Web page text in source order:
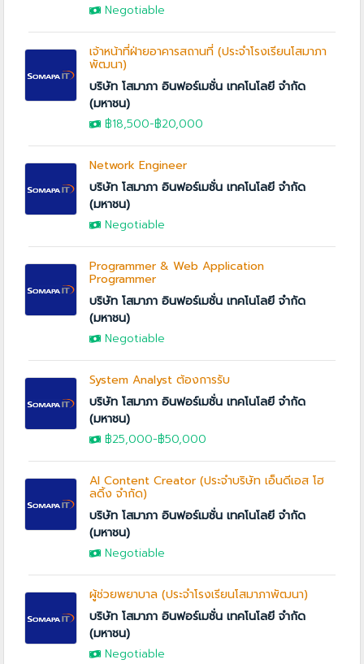
Negotiable
เจ้าหน้าที่ฝ่ายอาคารสถานที่ (ประจำโรงเรียนโสมาภา
พัฒนา)
บริษัท โสมาภา อินฟอร์เมชั่น เทคโนโลยี จำกัด
(มหาชน)
฿18,500-฿20,000
Network Engineer
บริษัท โสมาภา อินฟอร์เมชั่น เทคโนโลยี จำกัด
(มหาชน)
Negotiable
Programmer & Web Application
Programmer
บริษัท โสมาภา อินฟอร์เมชั่น เทคโนโลยี จำกัด
(มหาชน)
Negotiable
System Analyst ต้องการรับ
บริษัท โสมาภา อินฟอร์เมชั่น เทคโนโลยี จำกัด
(มหาชน)
฿25,000-฿50,000
AI Content Creator (ประจำบริษัท เอ็นดีเอส โฮ
ลดิ้ง จำกัด)
บริษัท โสมาภา อินฟอร์เมชั่น เทคโนโลยี จำกัด
(มหาชน)
Negotiable
ผู้ช่วยพยาบาล (ประจำโรงเรียนโสมาภาพัฒนา)
บริษัท โสมาภา อินฟอร์เมชั่น เทคโนโลยี จำกัด
(มหาชน)
Negotiable